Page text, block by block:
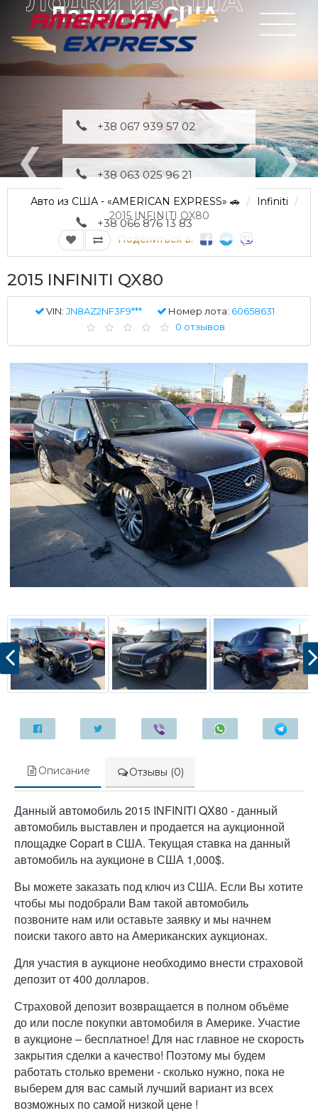
Лодки из США
+38 067 939 57 02
+38 063 025 96 21
+38 066 876 13 83
Авто из США - «AMERICAN EXPRESS» 🚗
Infiniti
2015 INFINITI QX80
Поделиться в:
2015 INFINITI QX80
VIN: JN8AZ2NF3F9*** Номер лота: 60658631
0 отзывов
Описание Отзывы (0)
Данный автомобиль 2015 INFINITI QX80 - данный
автомобиль выставлен и продается на аукционной
площадке Copart в США. Текущая ставка на данный
автомобиль на аукционе в США 1,000$.
Вы можете заказать под ключ из США. Если Вы хотите
чтобы мы подобрали Вам такой автомобиль
позвоните нам или оставьте заявку и мы начнем
поиски такого авто на Американских аукционах.
Для участия в аукционе необходимо внести страховой
депозит от 400 долларов.
Страховой депозит возвращается в полном объёме
до или после покупки автомобиля в Америке. Участие
в аукционе – бесплатное! Для нас главное не скорость
закрытия сделки а качество! Поэтому мы будем
работать столько времени - сколько нужно, пока не
выберем для вас самый лучший вариант из всех
возможных по самой низкой цене !